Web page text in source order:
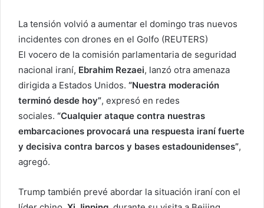
La tensión volvió a aumentar el domingo tras nuevos
incidentes con drones en el Golfo (REUTERS)
El vocero de la comisión parlamentaria de seguridad
nacional iraní, Ebrahim Rezaei, lanzó otra amenaza
dirigida a Estados Unidos. “Nuestra moderación
terminó desde hoy”, expresó en redes
sociales. “Cualquier ataque contra nuestras
embarcaciones provocará una respuesta iraní fuerte
y decisiva contra barcos y bases estadounidenses”,
agregó.
Trump también prevé abordar la situación iraní con el